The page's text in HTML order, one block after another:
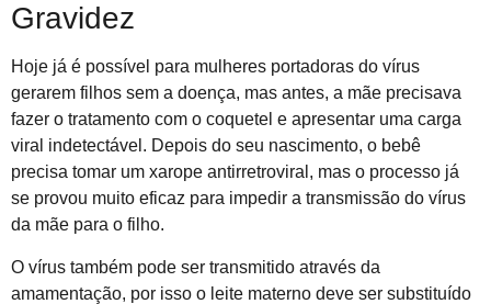
Gravidez
Hoje já é possível para mulheres portadoras do vírus
gerarem filhos sem a doença, mas antes, a mãe precisava
fazer o tratamento com o coquetel e apresentar uma carga
viral indetectável. Depois do seu nascimento, o bebê
precisa tomar um xarope antirretroviral, mas o processo já
se provou muito eficaz para impedir a transmissão do vírus
da mãe para o filho.
O vírus também pode ser transmitido através da
amamentação, por isso o leite materno deve ser substituído